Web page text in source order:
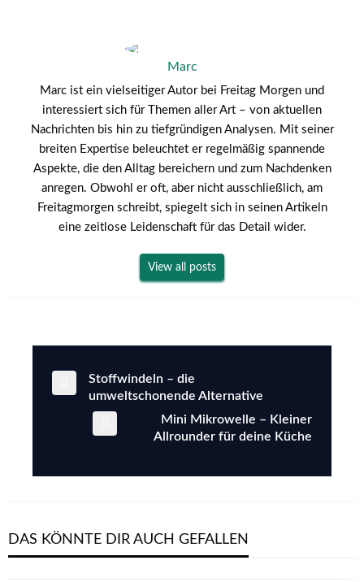
Marc
Marc ist ein vielseitiger Autor bei Freitag Morgen und
interessiert sich für Themen aller Art – von aktuellen
Nachrichten bis hin zu tiefgründigen Analysen. Mit seiner
breiten Expertise beleuchtet er regelmäßig spannende
Aspekte, die den Alltag bereichern und zum Nachdenken
anregen. Obwohl er oft, aber nicht ausschließlich, am
Freitagmorgen schreibt, spiegelt sich in seinen Artikeln
eine zeitlose Leidenschaft für das Detail wider.
View all posts
Beitragsnavigation
Previous
Post
Stoffwindeln – die
umweltschonende Alternative
Mini Mikrowelle – Kleiner
Allrounder für deine Küche
DAS KÖNNTE DIR AUCH GEFALLEN